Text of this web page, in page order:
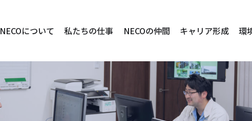
NECOについて 私たちの仕事 NECOの仲間 キャリア形成 環